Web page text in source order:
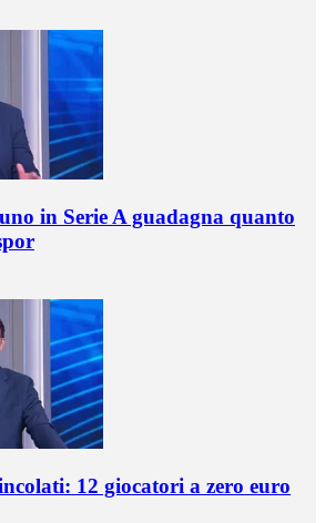
in Serie A guadagna quanto
12 giocatori a zero euro